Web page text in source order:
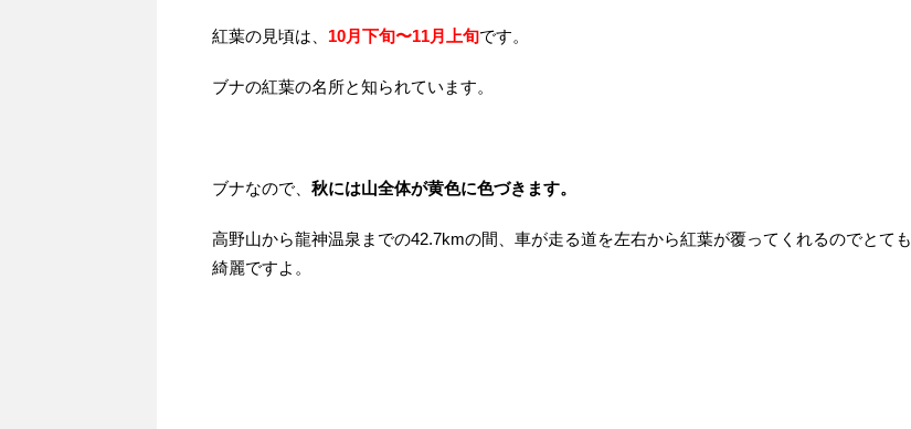
紅葉の見頃は、 10月下旬〜11月上旬です。
ブナの紅葉の名所と知られています。
ブナなので、 秋には山全体が黄色に色づきます。
高野山から龍神温泉までの42.7kmの間、車が走る道を左右から紅葉が覆ってくれるのでとても
綺麗ですよ。